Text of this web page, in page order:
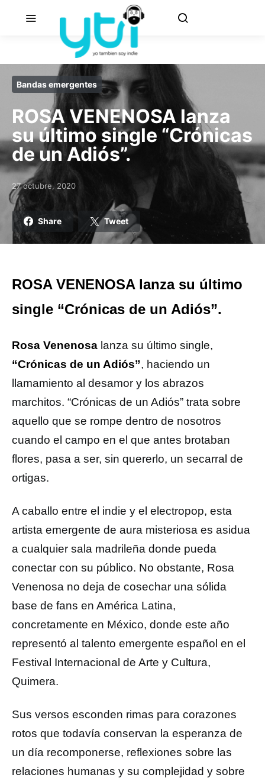
Bandas emergentes
ROSA VENENOSA lanza
su último single “Crónicas
de un Adiós”.
Posted on
27 octubre, 2020
Share Tweet
ROSA VENENOSA lanza su último
single “Crónicas de un Adiós”.
Rosa Venenosa lanza su último single,
“Crónicas de un Adiós”, haciendo un
llamamiento al desamor y los abrazos
marchitos. “Crónicas de un Adiós” trata sobre
aquello que se rompe dentro de nosotros
cuando el campo en el que antes brotaban
flores, pasa a ser, sin quererlo, un secarral de
ortigas.
A caballo entre el indie y el electropop, esta
artista emergente de aura misteriosa es asidua
a cualquier sala madrileña donde pueda
conectar con su público. No obstante, Rosa
Venenosa no deja de cosechar una sólida
base de fans en América Latina,
concretamente en México, donde este año
representó al talento emergente español en el
Festival Internacional de Arte y Cultura,
Quimera.
Sus versos esconden rimas para corazones
rotos que todavía conservan la esperanza de
un día recomponerse, reflexiones sobre las
relaciones humanas y su complejidad y sobre